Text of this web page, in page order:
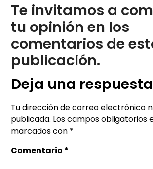
Te invitamos a
tu opinión en los
comentarios de
publicación.
Deja una respuesta
Tu dirección de correo electrónico
publicada. Los campos obligatorios
marcados con *
Comentario *